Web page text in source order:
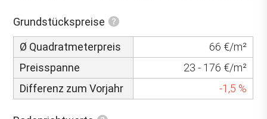
Grundstückspreise
Ø Quadratmeterpreis
66 €/m²
Preisspanne
23 - 176 €/m²
Differenz zum Vorjahr
-1,5 %